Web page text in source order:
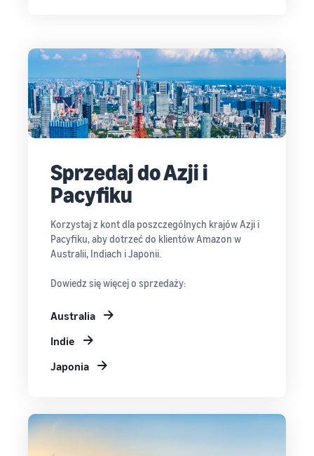
Sprzedaj do Azji i
Pacyfiku
Korzystaj z kont dla poszczególnych krajów Azji i
Pacyfiku, aby dotrzeć do klientów Amazon w
Australii, Indiach i Japonii.
Dowiedz się więcej o sprzedaży:
Australia
Indie
Japonia